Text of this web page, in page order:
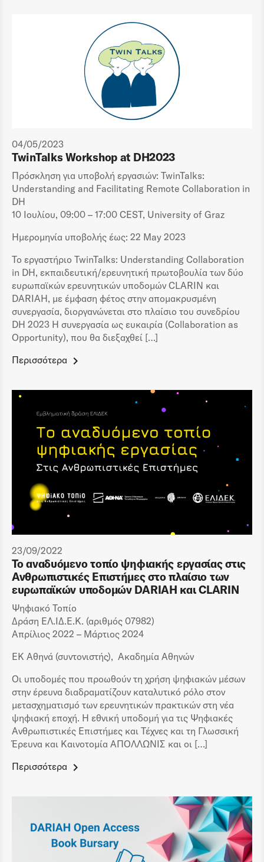
04/05/2023
TwinTalks Workshop at DH2023
Πρόσκληση για υποβολή εργασιών: TwinTalks:
Understanding and Facilitating Remote Collaboration in
DH
10 Ιουλίου, 09:00 – 17:00 CEST, University of Graz
Ημερομηνία υποβολής έως: 22 May 2023
Το εργαστήριο TwinTalks: Understanding Collaboration
in DH, εκπαιδευτική/ερευνητική πρωτοβουλία των δύο
ευρωπαϊκών ερευνητικών υποδομών CLARIN και
DARIAH, με έμφαση φέτος στην απομακρυσμένη
συνεργασία, διοργανώνεται στο πλαίσιο του συνεδρίου
DH 2023 Η συνεργασία ως ευκαιρία (Collaboration as
Opportunity), που θα διεξαχθεί […]
Περισσότερα
23/09/2022
Το αναδυόμενο τοπίο ψηφιακής εργασίας στις
Ανθρωπιστικές Επιστήμες στο πλαίσιο των
ευρωπαϊκών υποδομών DARIAH και CLARIN
Ψηφιακό Τοπίο
Δράση ΕΛ.ΙΔ.Ε.Κ. (αριθμός 07982)
Απρίλιος 2022 – Μάρτιος 2024
ΕΚ Αθηνά (συντονιστής), Ακαδημία Αθηνών
Οι υποδομές που προωθούν τη χρήση ψηφιακών μέσων
στην έρευνα διαδραματίζουν καταλυτικό ρόλο στον
μετασχηματισμό των ερευνητικών πρακτικών στη νέα
ψηφιακή εποχή. Η εθνική υποδομή για τις Ψηφιακές
Ανθρωπιστικές Επιστήμες και Τέχνες και τη Γλωσσική
Έρευνα και Καινοτομία ΑΠΟΛΛΩΝΙΣ και οι […]
Περισσότερα